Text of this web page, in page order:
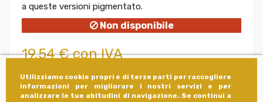
Utilizziamo cookie propri e di terze parti per raccogliere
informazioni per migliorare i nostri servizi e per
analizzare le tue abitudini di navigazione. Se continui a
a queste versioni pigmentato.
Non disponibile
19,54 € con IVA